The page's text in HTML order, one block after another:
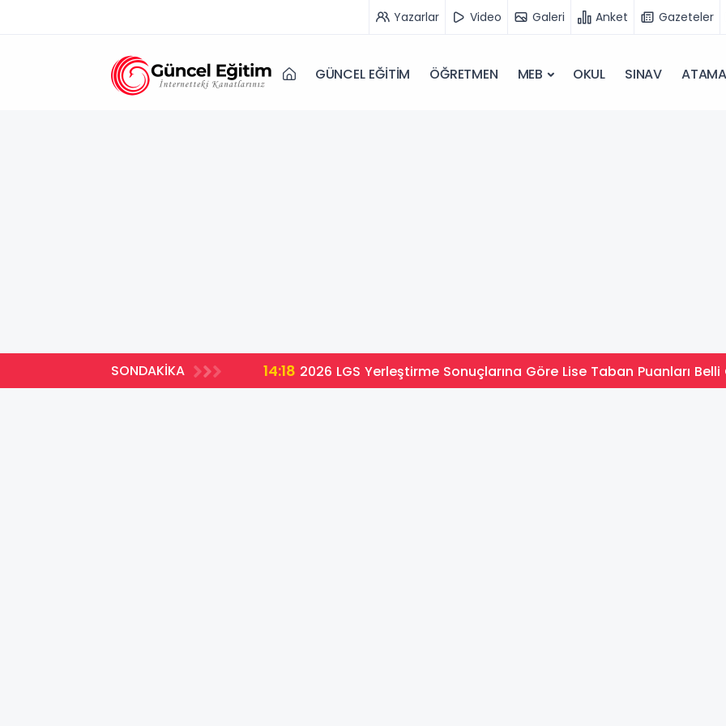
Yazarlar Video Galeri Anket Gazeteler
GÜNCEL EĞİTİM ÖĞRETMEN MEB OKUL SINAV ATAMA
SONDAKİKA 14:18 2026 LGS Yerleştirme Sonuçlarına Göre Lise Taban Puanları